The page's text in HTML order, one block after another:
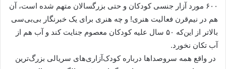
۶۰۰ مورد آزار جنسی کودکان و حتی بزرگسالان متهم شده است، آن
هم در نیم‌قرن فعالیت هنری! و چه هنری برای یک خبرنگار بی‌بی‌سی
بالاتر از این‌که ۵۰ سال علیه کودکان معصوم جنایت کند و آب هم از
آب تکان نخورد.
در واقع همه سر‌و‌صداها درباره کودک‌آزاری‌های سریالی بزرگ‌ترین